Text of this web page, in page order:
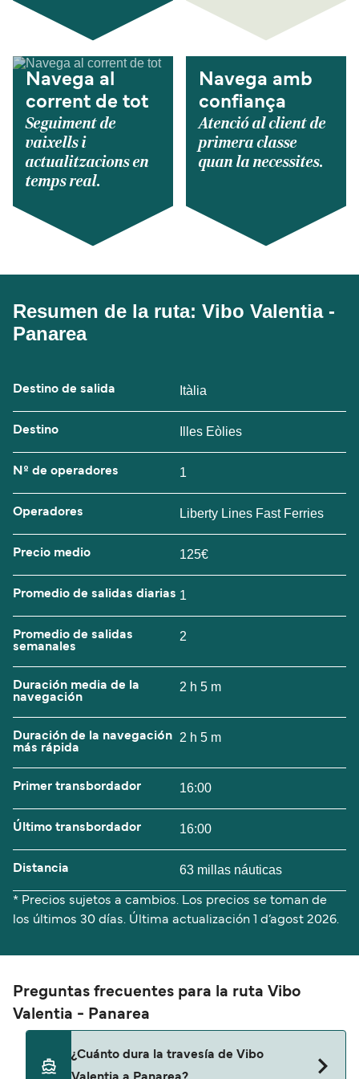
Navega al
corrent de tot
Seguiment de
vaixells i
actualitzacions en
temps real.
Navega amb
confiança
Atenció al client de
primera classe
quan la necessites.
Resumen de la ruta: Vibo Valentia -
Panarea
Destino de salida Itàlia
Destino Illes Eòlies
Nº de operadores 1
Operadores Liberty Lines Fast Ferries
Precio medio 125€
Promedio de salidas diarias 1
Promedio de salidas
semanales
2
Duración media de la
navegación
2 h 5 m
Duración de la navegación
más rápida
2 h 5 m
Primer transbordador 16:00
Último transbordador 16:00
Distancia 63 millas náuticas
* Precios sujetos a cambios. Los precios se toman de
los últimos 30 días. Última actualización 1 d’agost 2026.
Preguntas frecuentes para la ruta Vibo
Valentia - Panarea
¿Cuánto dura la travesía de Vibo